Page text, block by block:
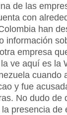
de las
con
han
información
empresa
ve aquí es la
cuando
y fue
No dudo de
presencia de